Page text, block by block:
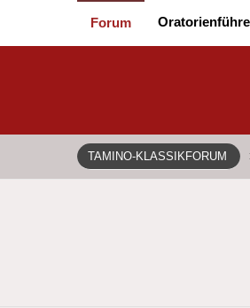
Forum
TAMINO-KLASSIKFORUM